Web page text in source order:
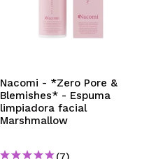
Nacomi - *Zero Pore &
Blemishes* - Espuma
limpiadora facial
Marshmallow
(7)